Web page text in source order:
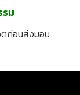
รม
ตก่อนส่งมอบ